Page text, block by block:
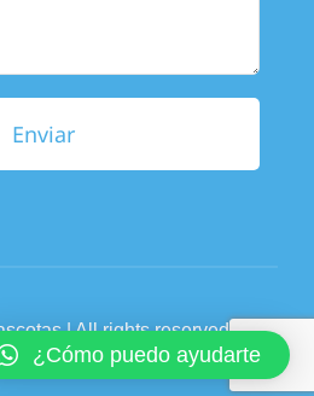
| All rights reserved
por MCW Digital
¿Cómo puedo ayudarte